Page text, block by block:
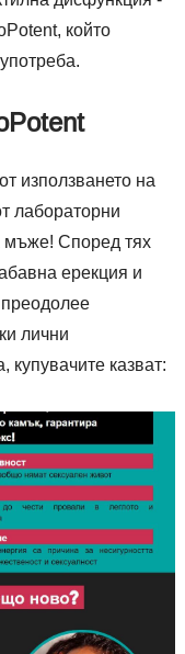
който
използването на
лабораторни
мъже! Според тях
ерекция и
лични
купувачите казват: